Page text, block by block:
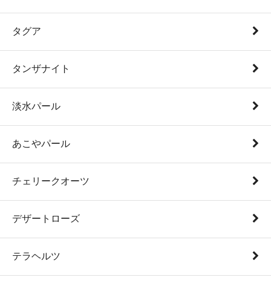
タグア
タンザナイト
淡水パール
あこやパール
チェリークオーツ
デザートローズ
テラヘルツ